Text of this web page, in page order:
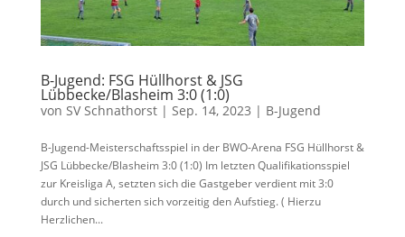
B-Jugend: FSG Hüllhorst & JSG
Lübbecke/Blasheim 3:0 (1:0)
von SV Schnathorst| Sep. 14, 2023 | B-Jugend
B-Jugend-Meisterschaftsspiel in der BWO-Arena FSG Hüllhorst &
JSG Lübbecke/Blasheim 3:0 (1:0) Im letzten Qualifikationsspiel
zur Kreisliga A, setzten sich die Gastgeber verdient mit 3:0
durch und sicherten sich vorzeitig den Aufstieg. ( Hierzu
Herzlichen...